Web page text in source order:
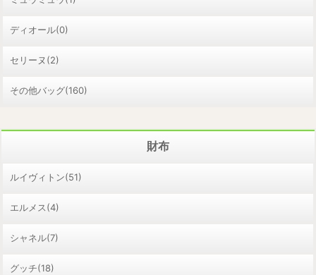
ディオール(0)
セリーヌ(2)
その他バッグ(160)
財布
ルイヴィトン(51)
エルメス(4)
シャネル(7)
グッチ(18)